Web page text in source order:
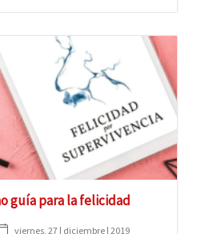
guía para la felicidad
viernes, 27 | diciembre | 2019